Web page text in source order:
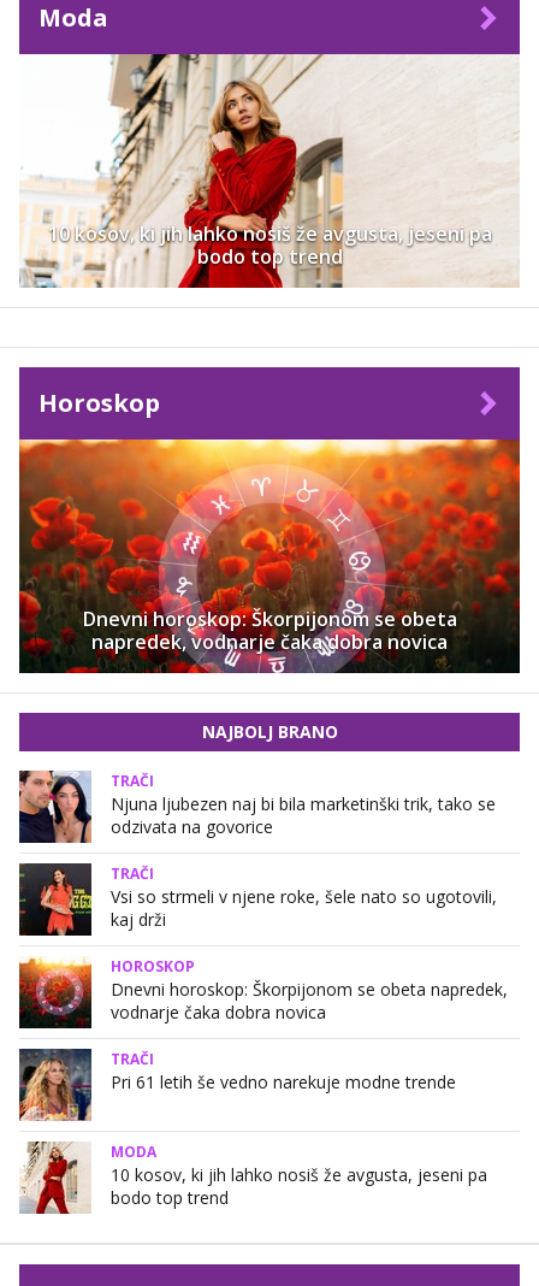
Moda
10 kosov, ki jih lahko nosiš že avgusta, jeseni pa
bodo top trend
Horoskop
Dnevni horoskop: Škorpijonom se obeta
napredek, vodnarje čaka dobra novica
NAJBOLJ BRANO
TRAČI
Njuna ljubezen naj bi bila marketinški trik, tako se
odzivata na govorice
TRAČI
Vsi so strmeli v njene roke, šele nato so ugotovili,
kaj drži
HOROSKOP
Dnevni horoskop: Škorpijonom se obeta napredek,
vodnarje čaka dobra novica
TRAČI
Pri 61 letih še vedno narekuje modne trende
MODA
10 kosov, ki jih lahko nosiš že avgusta, jeseni pa
bodo top trend